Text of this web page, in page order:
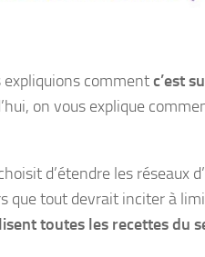
expliquions commentc’est
on vous explique
d’étendre les réseaux
que tout devrait inciter à
toutes les recettes du